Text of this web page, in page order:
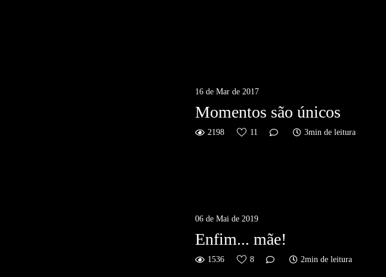
16 de Mar de 2017
Momentos são únicos
2198 11 3min de leitura
06 de Mai de 2019
Enfim... mãe!
1536 8 2min de leitura